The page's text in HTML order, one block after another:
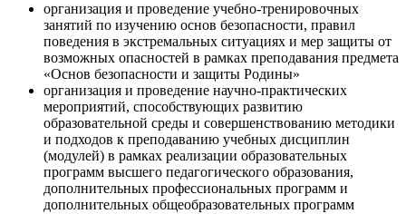
организация и проведение учебно-тренировочных
занятий по изучению основ безопасности, правил
поведения в экстремальных ситуациях и мер защиты от
возможных опасностей в рамках преподавания предмета
«Основ безопасности и защиты Родины»
организация и проведение научно-практических
мероприятий, способствующих развитию
образовательной среды и совершенствованию методики
и подходов к преподаванию учебных дисциплин
(модулей) в рамках реализации образовательных
программ высшего педагогического образования,
дополнительных профессиональных программ и
дополнительных общеобразовательных программ